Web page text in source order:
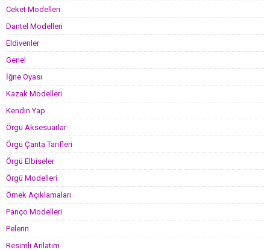
Ceket Modelleri
Dantel Modelleri
Eldivenler
Genel
İğne Oyası
Kazak Modelleri
Kendin Yap
Örgü Aksesuarlar
Örgü Çanta Tarifleri
Örgü Elbiseler
Örgü Modelleri
Örnek Açıklamaları
Panço Modelleri
Pelerin
Resimli Anlatım